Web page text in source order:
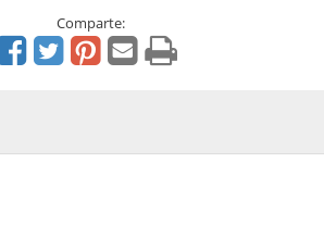
Comparte: